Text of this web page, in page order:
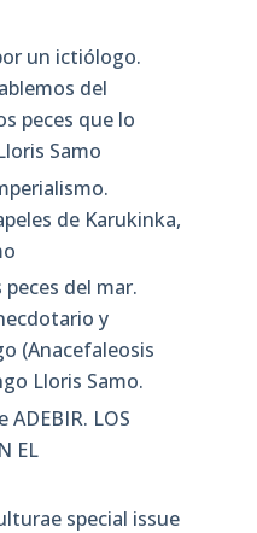
un ictiólogo.
del
peces que lo
Samo
de Karukinka,
del mar.
y
(Anacefaleosis
Lloris Samo.
ADEBIR. LOS
EL
special issue